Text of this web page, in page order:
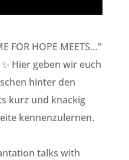
FOR HOPE MEETS…“
Hier geben wir euch
hinter den
kurz und knackig
kennenzulernen.
talks with